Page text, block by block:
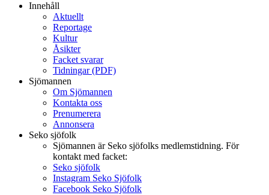
Innehåll
Aktuellt
Reportage
Kultur
Åsikter
Facket svarar
Tidningar (PDF)
Sjömannen
Om Sjömannen
Kontakta oss
Prenumerera
Annonsera
Seko sjöfolk
Sjömannen är Seko sjöfolks medlemstidning. För
kontakt med facket:
Seko sjöfolk
Instagram Seko Sjöfolk
Facebook Seko Sjöfolk